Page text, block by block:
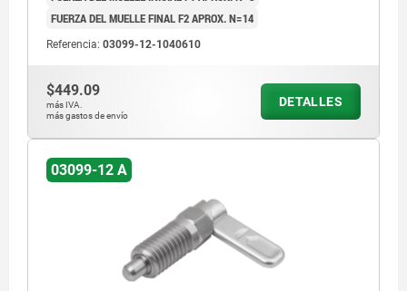
FUERZA DEL MUELLE FINAL F2 APROX. N=14
Referencia: 03099-12-1040610
$449.09
más IVA.
más gastos de envío
DETALLES
03099-12 A